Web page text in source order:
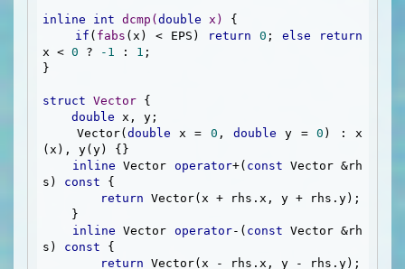
inline int dcmp ( double x)
{
if ( fabs (x) < EPS) return 0 ; else
return
x < 0 ? -1 : 1 ;
}
struct Vector {
double x, y;
    Vector(
double x = 0 , double y = 0 ) : x
(x), y(y) {}
inline Vector operator+( const Vector &rh
s) const {
return Vector(x + rhs.x, y + rhs.y);
inline Vector operator-( const Vector &rh
s) const {
return Vector(x - rhs.x, y - rhs.y);